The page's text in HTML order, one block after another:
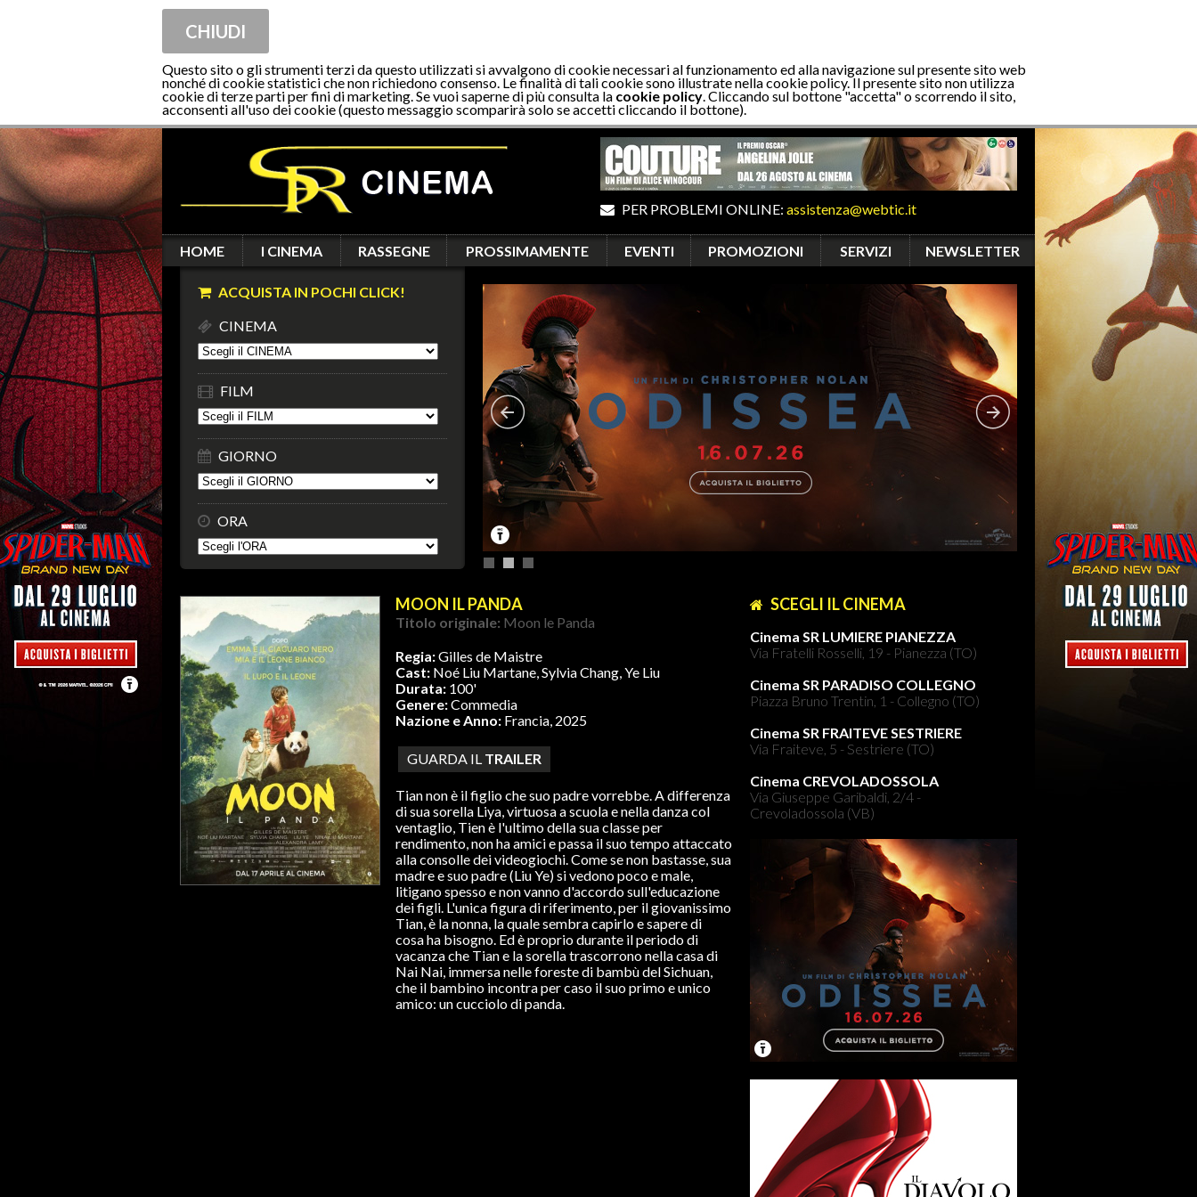
CHIUDI
Questo sito o gli strumenti terzi da questo utilizzati si avvalgono di cookie necessari al funzionamento ed alla navigazione sul presente sito web
nonché di cookie statistici che non richiedono consenso. Le finalità di tali cookie sono illustrate nella cookie policy. Il presente sito non utilizza
cookie di terze parti per fini di marketing. Se vuoi saperne di più consulta la cookie policy. Cliccando sul bottone "accetta" o scorrendo il sito,
acconsenti all'uso dei cookie (questo messaggio scomparirà solo se accetti cliccando il bottone).
PER PROBLEMI ONLINE: assistenza@webtic.it
HOME I CINEMA RASSEGNE PROSSIMAMENTE EVENTI PROMOZIONI SERVIZI NEWSLETTER
ACQUISTA IN POCHI CLICK!
CINEMA
FILM
GIORNO
ORA
MOON IL PANDA
Titolo originale: Moon le Panda
Regia:Gilles de Maistre
Cast: Noé Liu Martane, Sylvia Chang, Ye Liu
Durata: 100'
Genere:Commedia
Nazione e Anno: Francia, 2025
GUARDA IL TRAILER
Tian non è il figlio che suo padre vorrebbe. A differenza
di sua sorella Liya, virtuosa a scuola e nella danza col
ventaglio, Tien è l'ultimo della sua classe per
rendimento, non ha amici e passa il suo tempo attaccato
alla consolle dei videogiochi. Come se non bastasse, sua
madre e suo padre (Liu Ye) si vedono poco e male,
litigano spesso e non vanno d'accordo sull'educazione
dei figli. L'unica figura di riferimento, per il giovanissimo
Tian, è la nonna, la quale sembra capirlo e sapere di
cosa ha bisogno. Ed è proprio durante il periodo di
vacanza che Tian e la sorella trascorrono nella casa di
Nai Nai, immersa nelle foreste di bambù del Sichuan,
che il bambino incontra per caso il suo primo e unico
amico: un cucciolo di panda.
SCEGLI IL CINEMA
Cinema SR LUMIERE PIANEZZA
Via Fratelli Rosselli, 19 - Pianezza (TO)
Cinema SR PARADISO COLLEGNO
Piazza Bruno Trentin, 1 - Collegno (TO)
Cinema SR FRAITEVE SESTRIERE
Via Fraiteve, 5 - Sestriere (TO)
Cinema CREVOLADOSSOLA
Via Giuseppe Garibaldi, 2/4 -
Crevoladossola (VB)